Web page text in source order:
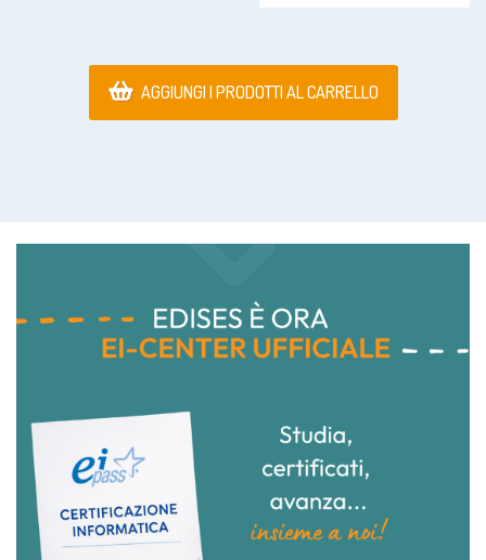
AGGIUNGI I PRODOTTI AL CARRELLO